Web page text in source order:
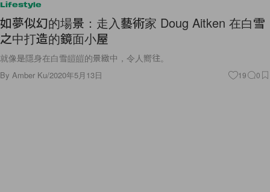
Lifestyle
如夢似幻的場景：走入藝術家 Doug Aitken 在白雪
之中打造的鏡面小屋
就像是隱身在白雪皚皚的景緻中，令人嚮往。
By Amber Ku/2020年5月13日 19 0